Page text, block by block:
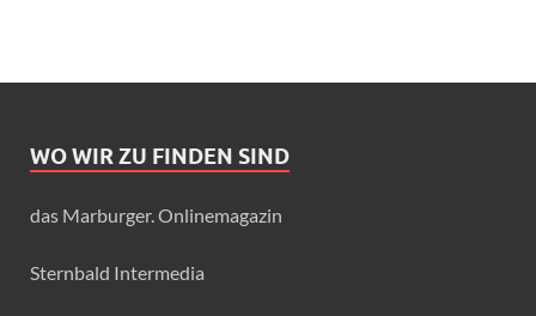
WO WIR ZU FINDEN SIND
das Marburger. Onlinemagazin
Sternbald Intermedia